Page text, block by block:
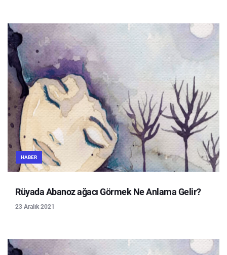
HABER
Rüyada Abanoz ağacı Görmek Ne Anlama Gelir?
23 Aralık 2021